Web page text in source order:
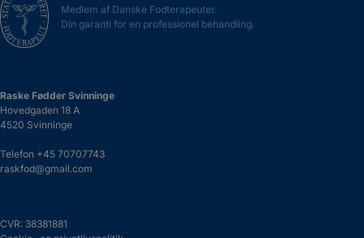
Medlem af Danske Fodterapeuter.
Din garanti for en professionel behandling.
Raske Fødder Svinninge
Hovedgaden 18 A
4520 Svinninge
Telefon +45 70707743
raskfod@gmail.com
CVR: 38381881